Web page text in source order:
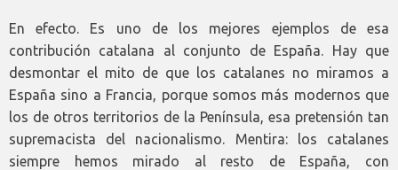
En efecto. Es uno de los mejores ejemplos de esa
contribución catalana al conjunto de España. Hay que
desmontar el mito de que los catalanes no miramos a
España sino a Francia, porque somos más modernos que
los de otros territorios de la Península, esa pretensión tan
supremacista del nacionalismo. Mentira: los catalanes
siempre hemos mirado al resto de España, con